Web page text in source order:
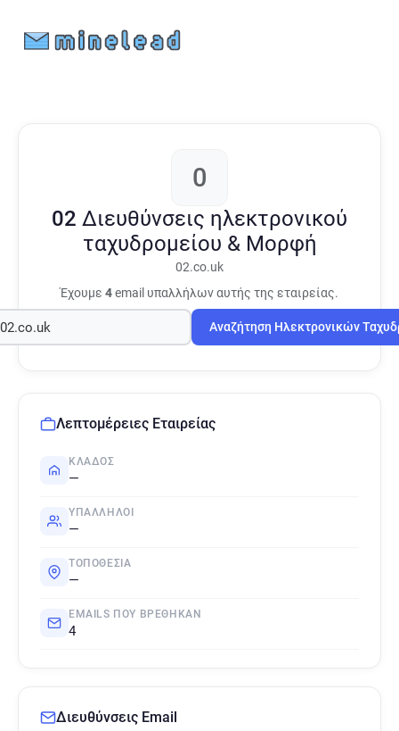
0
02 Διευθύνσεις ηλεκτρονικού
ταχυδρομείου & Μορφή
02.co.uk
Έχουμε 4email υπαλλήλων αυτής της εταιρείας.
Αναζήτηση Ηλεκτρονικών
Λεπτομέρειες Εταιρείας
ΚΛΆΔΟΣ
—
ΥΠΆΛΛΗΛΟΙ
—
ΤΟΠΟΘΕΣΊΑ
—
EMAILS ΠΟΥ ΒΡΈΘΗΚΑΝ
4
Διευθύνσεις Email